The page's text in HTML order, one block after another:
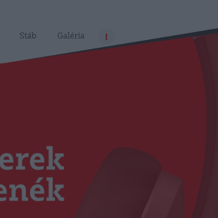
Stáb Galéria